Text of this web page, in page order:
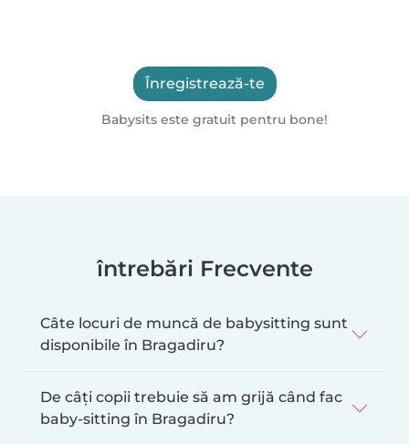
Înregistrează-te
Babysits este gratuit pentru bone!
întrebări Frecvente
Câte locuri de muncă de babysitting sunt
disponibile în Bragadiru?
De câți copii trebuie să am grijă când fac
baby-sitting în Bragadiru?